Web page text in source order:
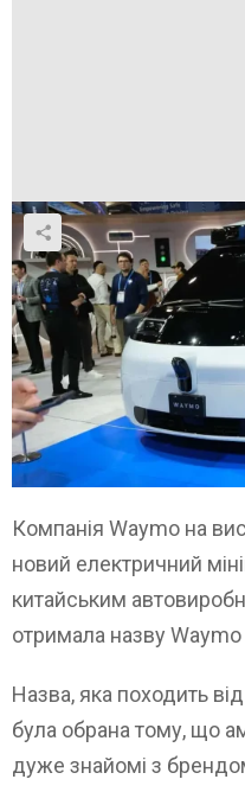
Компанія Waymo на
новий електричний
китайським
отримала назву Waymo
Назва, яка походить
була обрана тому, що
дуже знайомі з